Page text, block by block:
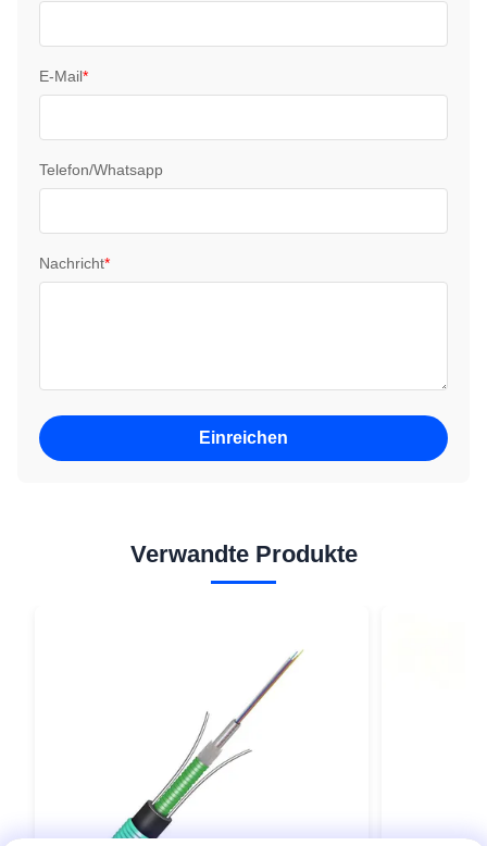
E-Mail*
Telefon/Whatsapp
Nachricht*
Einreichen
Verwandte Produkte